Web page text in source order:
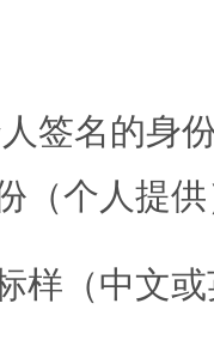
名的身份
（个人提
样（中文